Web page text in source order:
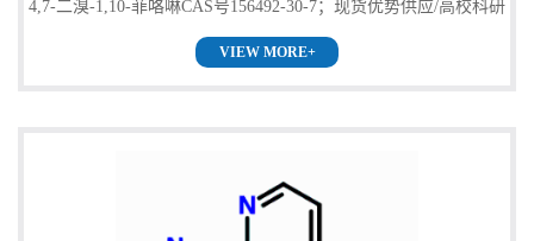
4,7-二溴-1,10-菲咯啉CAS号156492-30-7；现货优势供应/高校科研
单位货到付款，欢迎咨询！
VIEW MORE+